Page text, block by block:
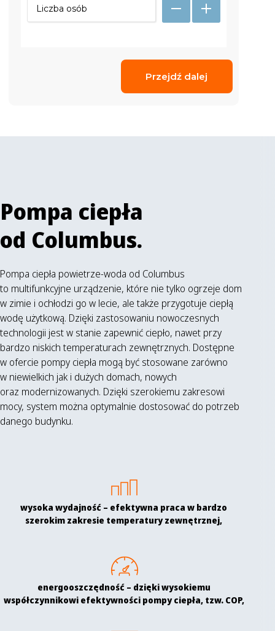
Przejdź dalej
Pompa ciepła
od Columbus.
Pompa ciepła powietrze-woda od Columbus
to multifunkcyjne urządzenie, które nie tylko ogrzeje dom
w zimie i ochłodzi go w lecie, ale także przygotuje ciepłą
wodę użytkową. Dzięki zastosowaniu nowoczesnych
technologii jest w stanie zapewnić ciepło, nawet przy
bardzo niskich temperaturach zewnętrznych. Dostępne
w ofercie pompy ciepła mogą być stosowane zarówno
w niewielkich jak i dużych domach, nowych
oraz modernizowanych. Dzięki szerokiemu zakresowi
mocy, system można optymalnie dostosować do potrzeb
danego budynku.
wysoka wydajność – efektywna praca w bardzo
szerokim zakresie temperatury zewnętrznej,
energooszczędność – dzięki wysokiemu
współczynnikowi efektywności pompy ciepła, tzw. COP,